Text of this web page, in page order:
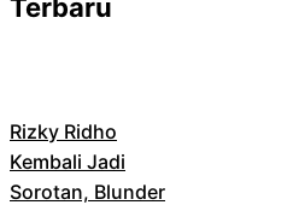
Terbaru
Rizky Ridho
Kembali Jadi
Sorotan, Blunder